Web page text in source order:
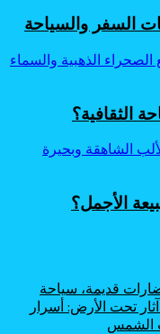
السفر والسياحة
الثقافية؟
الأجمل؟
قديمة، سياحة
تحت الأرض: أسرار
الشمس